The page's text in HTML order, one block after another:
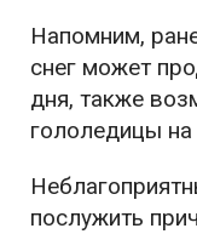
Напомним,
снег может
дня, также
гололедицы на
послужить